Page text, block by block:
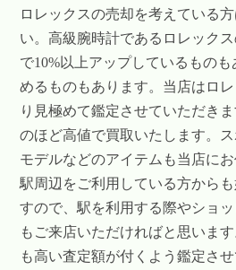
ロレックスの売却を考えている
い。高級腕時計であるロレック
で10%以上アップしているもの
めるものもあります。当店はロ
り見極めて鑑定させていただき
のほど高値で買取いたします。
モデルなどのアイテムも当店に
駅周辺をご利用している方から
すので、駅を利用する際やショ
もご来店いただければと思いま
も高い査定額が付くよう鑑定させ